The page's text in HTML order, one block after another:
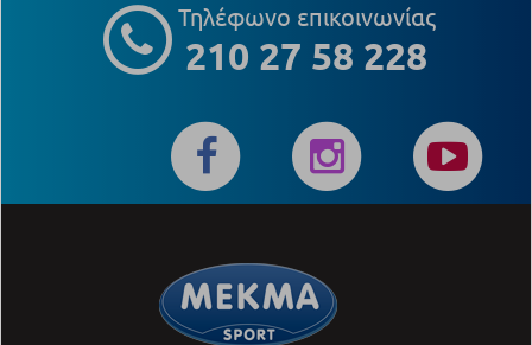
Τηλέφωνο επικοινωνίας
210 27 58 228